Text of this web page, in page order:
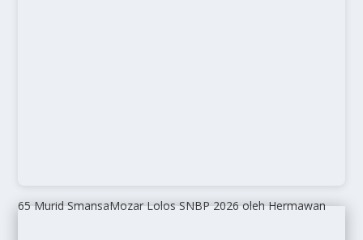
65 Murid SmansaMozar Lolos SNBP 2026oleh Hermawan